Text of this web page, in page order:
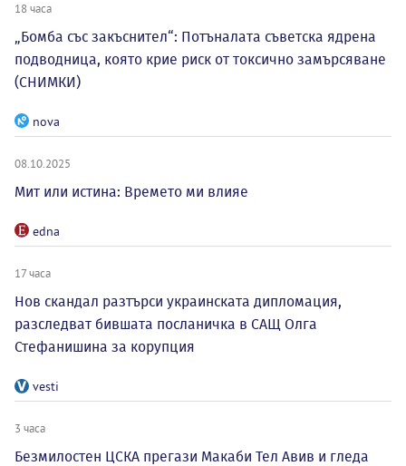
18 часа
„Бомба със закъснител“: Потъналата съветска ядрена
подводница, която крие риск от токсично замърсяване
(СНИМКИ)
nova
08.10.2025
Мит или истина: Времето ми влияе
edna
17 часа
Нов скандал разтърси украинската дипломация,
разследват бившата посланичка в САЩ Олга
Стефанишина за корупция
vesti
3 часа
Безмилостен ЦСКА прегази Макаби Тел Авив и гледа